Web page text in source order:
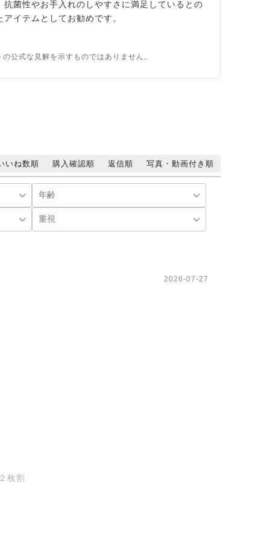
菌性やお手入れのしやすさに満足しているとの
イテムとしてお勧めです。
公式な見解を示すものではありません。
いね数順 購入確認順 返信順 写真・動画付き順
2026-07-27
枚割